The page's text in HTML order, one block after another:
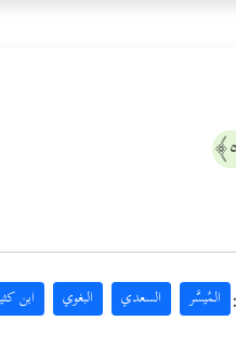
المُيسَّر السعدي البغوي ابن